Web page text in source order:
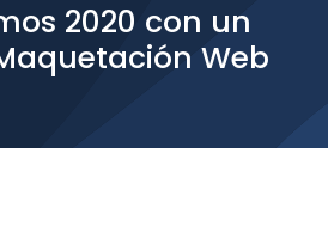
2020 con un
Web